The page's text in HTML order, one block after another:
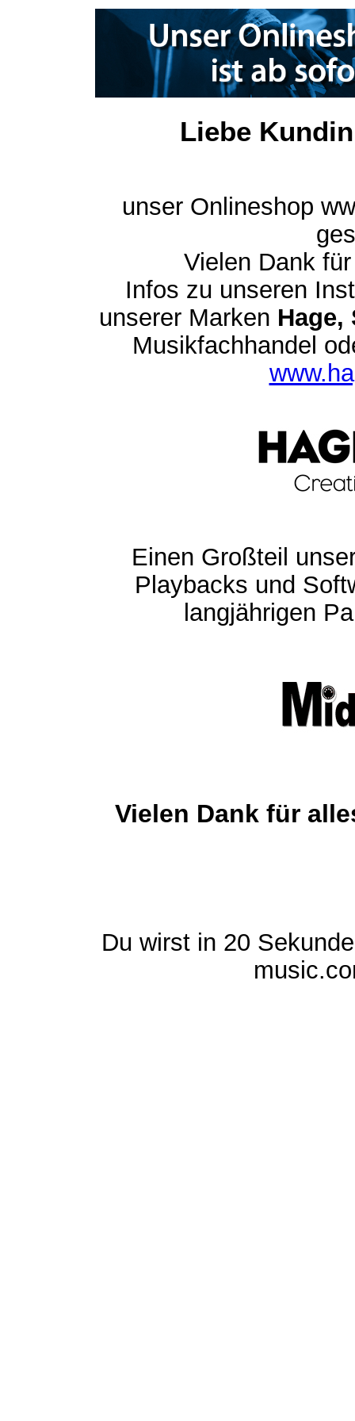
Liebe
unser Onlineshop
Vielen Dank
Infos zu unseren
unserer Marken Hage,
Musikfachhandel
Einen Großteil
Playbacks und
langjährigen
Vielen Dank für
Du wirst in 20